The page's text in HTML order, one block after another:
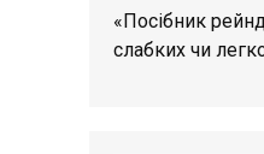
«Посібник
слабких чи